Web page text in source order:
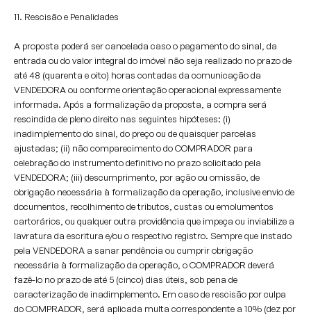
11. Rescisão e Penalidades
A proposta poderá ser cancelada caso o pagamento do sinal, da
entrada ou do valor integral do imóvel não seja realizado no prazo de
até 48 (quarenta e oito) horas contadas da comunicação da
VENDEDORA ou conforme orientação operacional expressamente
informada. Após a formalização da proposta, a compra será
rescindida de pleno direito nas seguintes hipóteses: (i)
inadimplemento do sinal, do preço ou de quaisquer parcelas
ajustadas; (ii) não comparecimento do COMPRADOR para
celebração do instrumento definitivo no prazo solicitado pela
VENDEDORA; (iii) descumprimento, por ação ou omissão, de
obrigação necessária à formalização da operação, inclusive envio de
documentos, recolhimento de tributos, custas ou emolumentos
cartorários, ou qualquer outra providência que impeça ou inviabilize a
lavratura da escritura e/ou o respectivo registro. Sempre que instado
pela VENDEDORA a sanar pendência ou cumprir obrigação
necessária à formalização da operação, o COMPRADOR deverá
fazê-lo no prazo de até 5 (cinco) dias úteis, sob pena de
caracterização de inadimplemento. Em caso de rescisão por culpa
do COMPRADOR, será aplicada multa correspondente a 10% (dez por